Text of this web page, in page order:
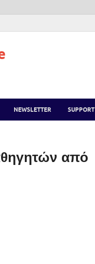
NEWSLETTER SUPPORT
από